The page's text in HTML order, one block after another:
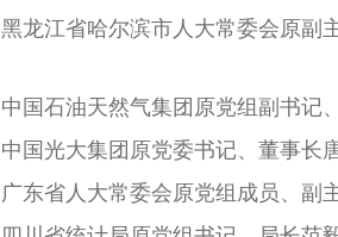
黑龙江省哈尔滨市人大常委会原副
中国石油天然气集团原党组副书记
中国光大集团原党委书记、董事长
广东省人大常委会原党组成员、副